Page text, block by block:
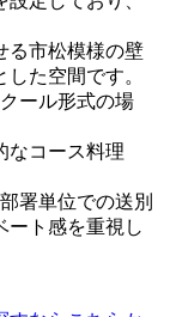
る市松模様の壁
た空間です。
ール形式の場
なコース料理
署単位での送別
ート感を重視し